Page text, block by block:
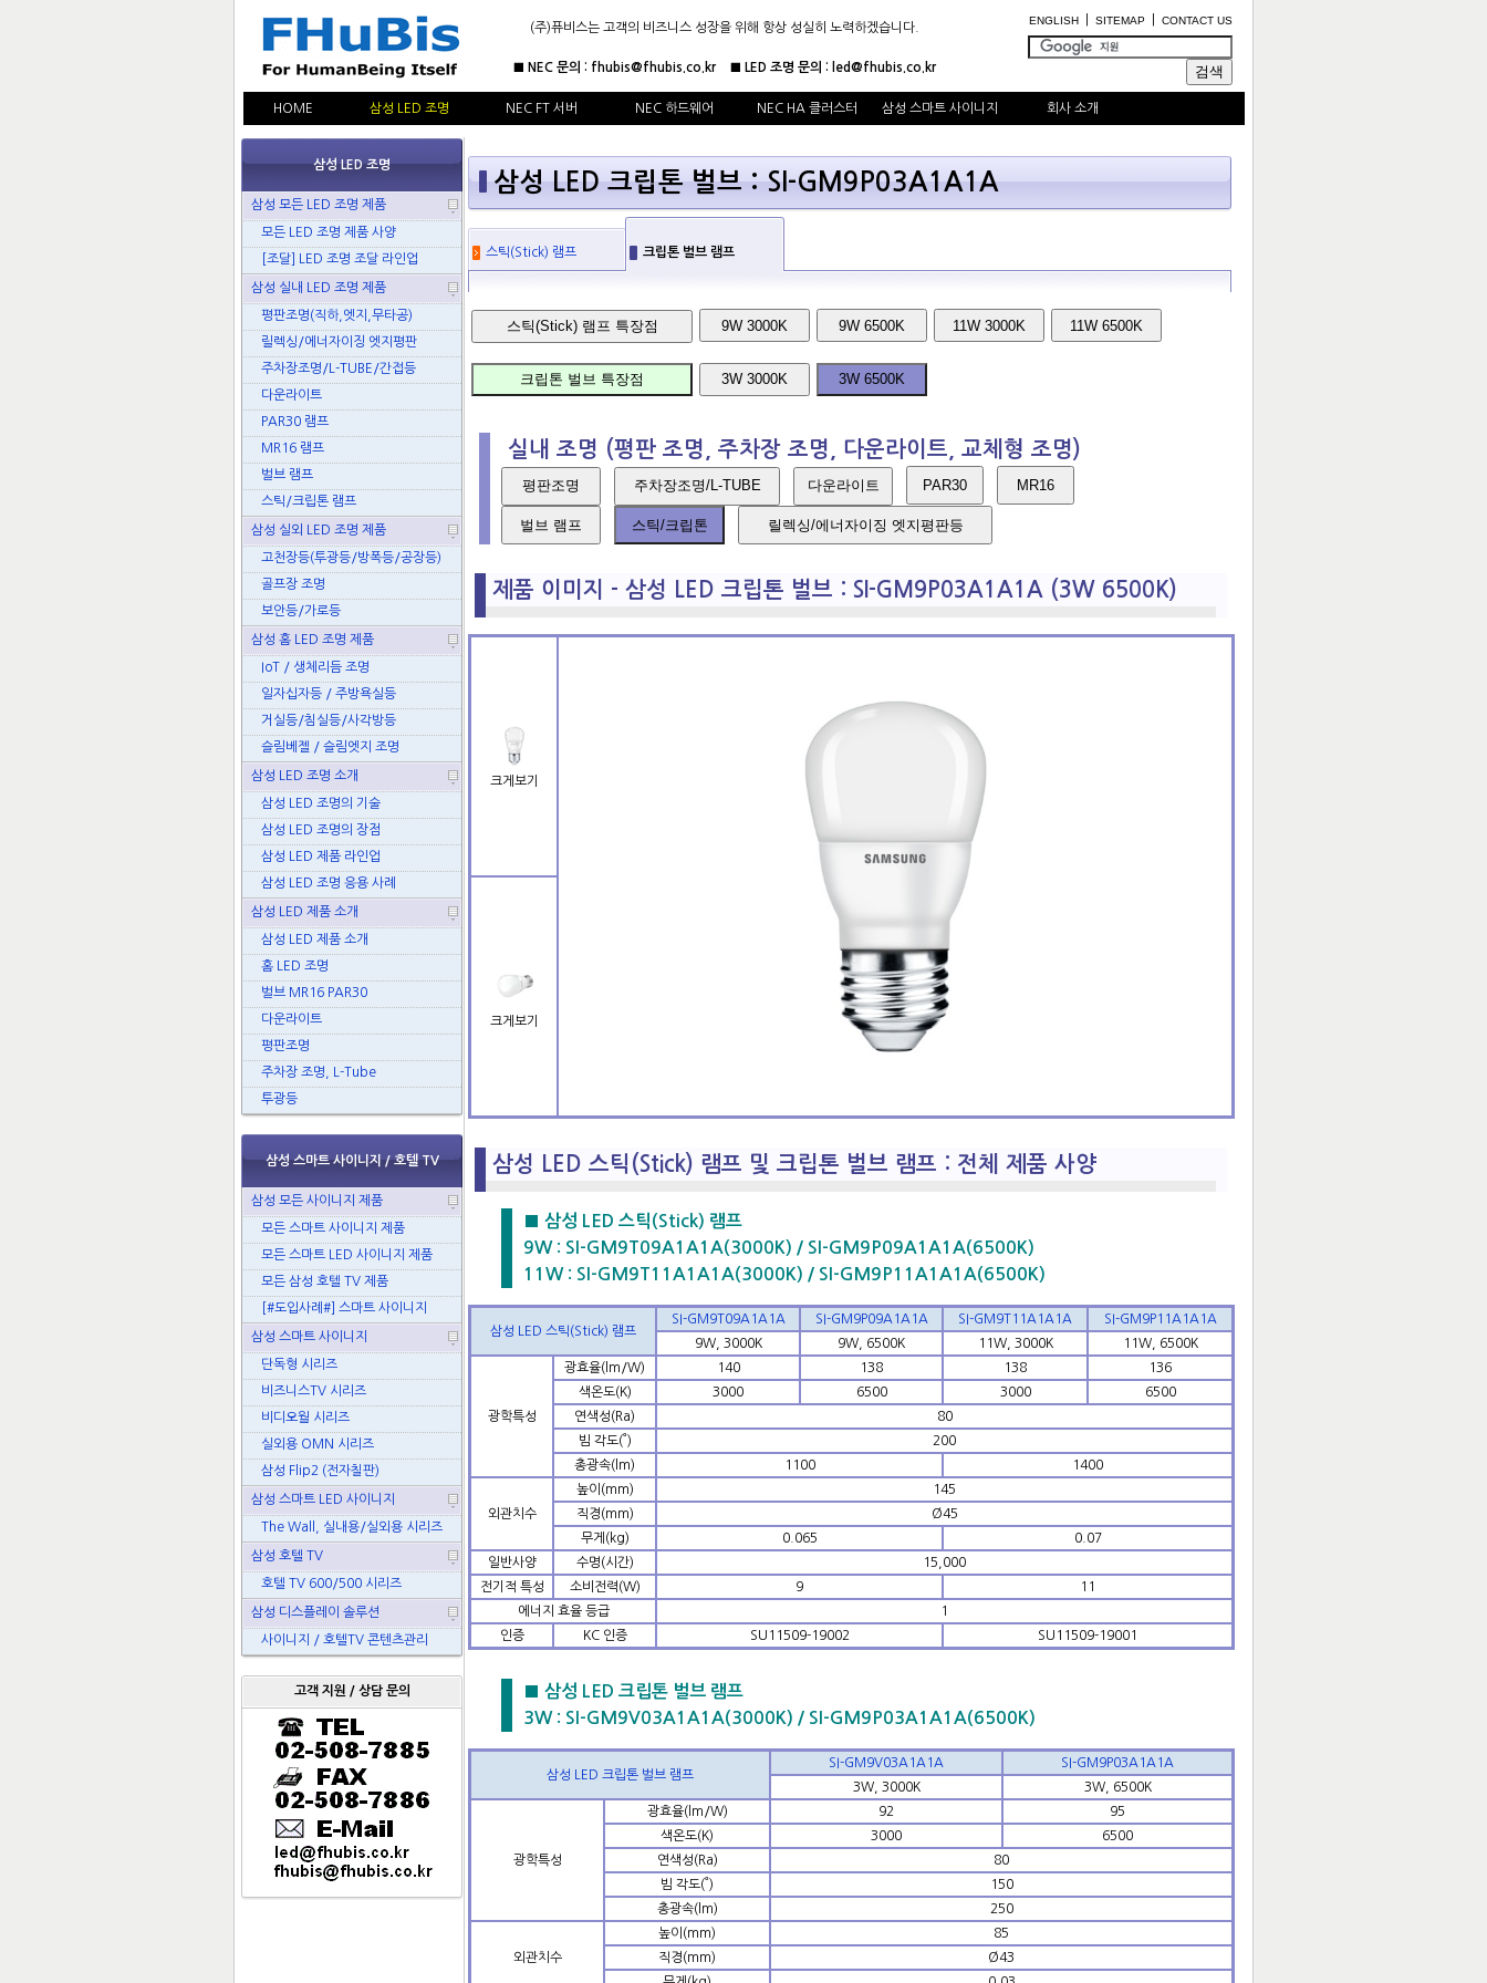
(주)퓨비스는 고객의 비즈니스 성장을 위해 항상 성실히 노력하겠습니다.
■ NEC 문의 : fhubis@fhubis.co.kr ■ LED 조명 문의 : led@fhubis.co.kr
ENGLISH SITEMAP CONTACT US
HOME 삼성 LED 조명 NEC FT 서버 NEC 하드웨어 NEC HA 클러스터 삼성 스마트 사이니지 회사 소개
삼성 LED 조명
삼성 모든 LED 조명 제품
모든 LED 조명 제품 사양
[조달] LED 조명 조달 라인업
삼성 실내 LED 조명 제품
평판조명(직하,엣지,무타공)
릴렉싱/에너자이징 엣지평판
주차장조명/L-TUBE/간접등
다운라이트
PAR30 램프
MR16 램프
벌브 램프
스틱/크립톤 램프
삼성 실외 LED 조명 제품
고천장등(투광등/방폭등/공장등)
골프장 조명
보안등/가로등
삼성 홈 LED 조명 제품
IoT / 생체리듬 조명
일자십자등 / 주방욕실등
거실등/침실등/사각방등
슬림베젤 / 슬림엣지 조명
삼성 LED 조명 소개
삼성 LED 조명의 기술
삼성 LED 조명의 장점
삼성 LED 제품 라인업
삼성 LED 조명 응용 사례
삼성 LED 제품 소개
삼성 LED 제품 소개
홈 LED 조명
벌브 MR16 PAR30
다운라이트
평판조명
주차장 조명, L-Tube
투광등
삼성 스마트 사이니지 / 호텔 TV
삼성 모든 사이니지 제품
모든 스마트 사이니지 제품
모든 스마트 LED 사이니지 제품
모든 삼성 호텔 TV 제품
[#도입사례#] 스마트 사이니지
삼성 스마트 사이니지
단독형 시리즈
비즈니스TV 시리즈
비디오월 시리즈
실외용 OMN 시리즈
삼성 Flip2 (전자칠판)
삼성 스마트 LED 사이니지
The Wall, 실내용/실외용 시리즈
삼성 호텔 TV
호텔 TV 600/500 시리즈
삼성 디스플레이 솔루션
사이니지 / 호텔TV 콘텐츠관리
고객 지원 / 상담 문의
삼성 LED 크립톤 벌브 : SI-GM9P03A1A1A
스틱(Stick) 램프 크립톤 벌브 램프
스틱(Stick) 램프 특장점 9W 3000K 9W 6500K 11W 3000K 11W 6500K
크립톤 벌브 특장점 3W 3000K 3W 6500K
실내 조명 (평판 조명, 주차장 조명, 다운라이트, 교체형 조명)
평판조명 주차장조명/L-TUBE 다운라이트 PAR30 MR16
벌브 램프 스틱/크립톤 릴렉싱/에너자이징 엣지평판등
제품 이미지 - 삼성 LED 크립톤 벌브 : SI-GM9P03A1A1A (3W 6500K)
크게보기
크게보기
삼성 LED 스틱(Stick) 램프 및 크립톤 벌브 램프 : 전체 제품 사양
■ 삼성 LED 스틱(Stick) 램프
9W : SI-GM9T09A1A1A(3000K) / SI-GM9P09A1A1A(6500K)
11W : SI-GM9T11A1A1A(3000K) / SI-GM9P11A1A1A(6500K)
삼성 LED 스틱(Stick) 램프
SI-GM9T09A1A1A SI-GM9P09A1A1A SI-GM9T11A1A1A
SI-GM9P11A1A1A
9W, 3000K
9W, 6500K 11W, 3000K 11W, 6500K
광학특성
광효율(lm/W) 140 138 138
136
색온도(K)
3000 6500 3000
6500
연색성(Ra)
80
빔 각도(˚)
200
총광속(lm)
1100 1400
외관치수
높이(mm)
145
직경(mm)
Ø45
무게(kg)
0.065
0.07
일반사양
수명(시간)
15,000
전기적 특성
소비전력(W) 9
11
에너지 효율 등급
1
인증
KC 인증 SU11509-19002 SU11509-19001
■ 삼성 LED 크립톤 벌브 램프
3W : SI-GM9V03A1A1A(3000K) / SI-GM9P03A1A1A(6500K)
삼성 LED 크립톤 벌브 램프
SI-GM9V03A1A1A
SI-GM9P03A1A1A
3W, 3000K
3W, 6500K
광학특성
광효율(lm/W) 92
95
색온도(K)
3000
6500
연색성(Ra)
80
빔 각도(˚)
150
총광속(lm)
250
외관치수
높이(mm)
85
직경(mm)
Ø43